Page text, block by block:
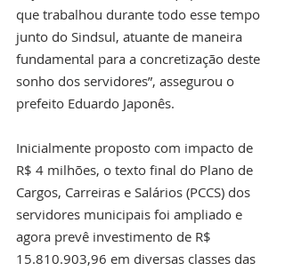
que trabalhou durante todo esse tempo
junto do Sindsul, atuante de maneira
fundamental para a concretização deste
sonho dos servidores”, assegurou o
prefeito Eduardo Japonês.
Inicialmente proposto com impacto de
R$ 4 milhões, o texto final do Plano de
Cargos, Carreiras e Salários (PCCS) dos
servidores municipais foi ampliado e
agora prevê investimento de R$
15.810.903,96 em diversas classes das